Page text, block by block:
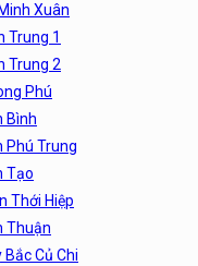
Xuân
Trung 1
Trung 2
Phú
Bình
Phú Trung
Tạo
Thới Hiệp
Thuận
Củ Chi